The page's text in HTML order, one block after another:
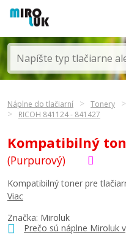
Náplne do tlačiarní Tonery
RICOH 841124 - 841427
Kompatibilný
(Purpurový)
Značka: Miroluk
Prečo sú náplne Miroluk
Kompatibilný toner pre
Viac